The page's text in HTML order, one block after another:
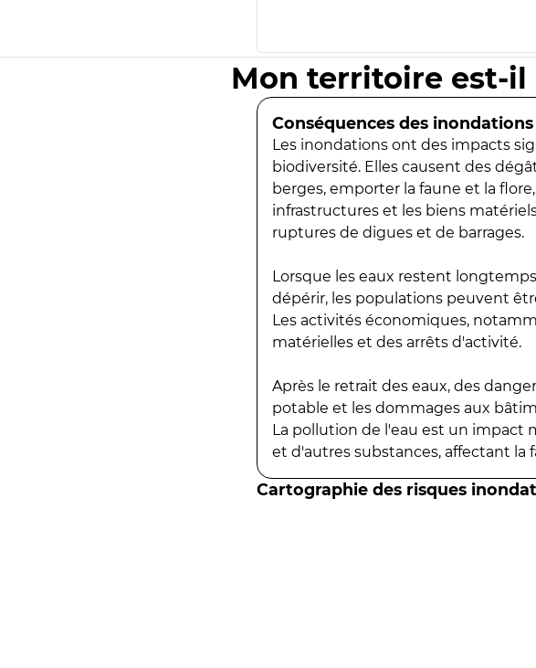
Mon territoire est-il
Conséquences des
Les inondations ont des impacts
biodiversité. Elles causent des
berges, emporter la faune et la
infrastructures et les biens
ruptures de digues et de barrages.
Lorsque les eaux restent
dépérir, les populations peuvent
Les activités économiques,
matérielles et des arrêts d'activité.
Après le retrait des eaux, des
potable et les dommages aux
La pollution de l'eau est un impact
et d'autres substances, affectant la
Cartographie des risques